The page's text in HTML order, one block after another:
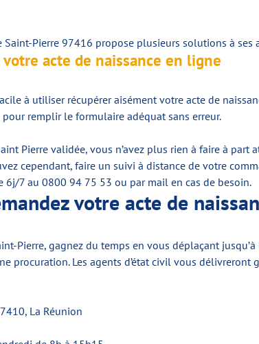
Pierre 97416 propose plusieurs solutions à ses
acte de naissance en ligne
à utiliser récupérer aisément votre acte de
remplir le formulaire adéquat sans erreur.
Pierre validée, vous n’avez plus rien à faire à
cependant, faire un suivi à distance de votre
6j/7 au 0800 94 75 53 ou par mail en cas de besoin.
votre acte de
Pierre, gagnez du temps en vous déplaçant
procuration. Les agents d’état civil vous
La Réunion